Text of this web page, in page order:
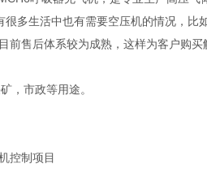
多生活中也有需要空压机的情况，
前售后体系较为成熟，这样为客户购买
，市政等用途。
控制项目